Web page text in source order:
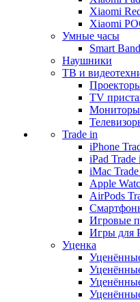
Xiaomi
Xiaomi
Умные часы
Smart Band
Наушники
ТВ и
TV
Мониторы
Trade in
iPhone
iPad Trade
iMac
Apple
AirPods
Игровые
Игры для
Уценка